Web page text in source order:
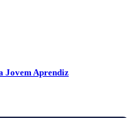
Jovem Aprendiz